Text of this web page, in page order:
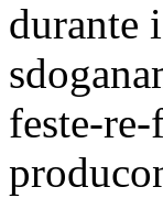
durante
feste-